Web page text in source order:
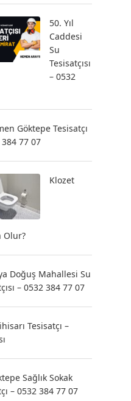
50. Yıl
Caddesi
Su
Tesisatçısı
– 0532
Göktepe Tesisatçı
77 07
Klozet
Olur?
Doğuş Mahallesi Su
– 0532 384 77 07
Tesisatçı –
Sağlık Sokak
– 0532 384 77 07